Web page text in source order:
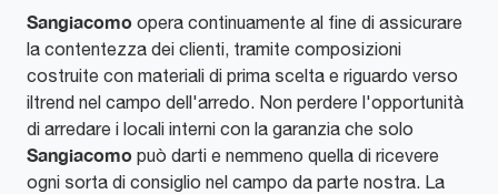
Sangiacomo opera continuamente al fine di assicurare
la contentezza dei clienti, tramite composizioni
costruite con materiali di prima scelta e riguardo verso
iltrend nel campo dell'arredo. Non perdere l'opportunità
di arredare i locali interni con la garanzia che solo
Sangiacomo può darti e nemmeno quella di ricevere
ogni sorta di consiglio nel campo da parte nostra. La